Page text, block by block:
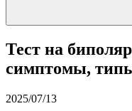
Тест на
симптомы,
2025/07/13